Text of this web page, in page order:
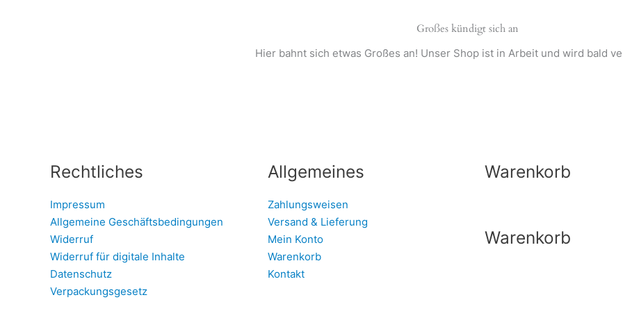
Großes kündigt sich an
Hier bahnt sich etwas Großes an! Unser Shop ist in Arbeit und wird bald
Rechtliches
Impressum
Allgemeine Geschäftsbedingungen
Widerruf
Widerruf für digitale Inhalte
Datenschutz
Verpackungsgesetz
Allgemeines
Zahlungsweisen
Versand & Lieferung
Mein Konto
Warenkorb
Kontakt
Warenkorb
Warenkorb